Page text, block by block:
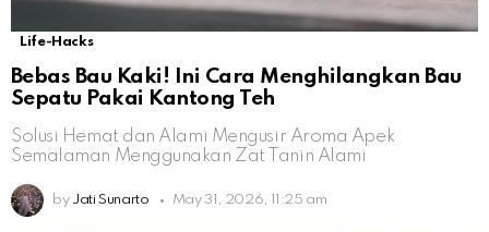
Life-Hacks
Bebas Bau Kaki! Ini Cara Menghilangkan Bau
Sepatu Pakai Kantong Teh
Solusi Hemat dan Alami Mengusir Aroma Apek
Semalaman Menggunakan Zat Tanin Alami
by Jati Sunarto May 31, 2026, 11:25 am